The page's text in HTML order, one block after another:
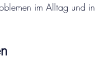
im Alltag und in